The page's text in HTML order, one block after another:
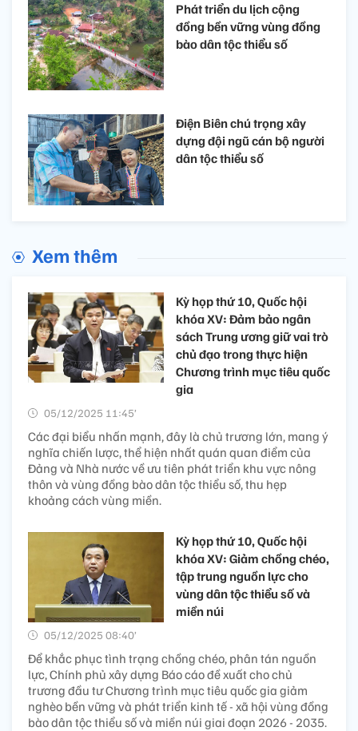
Phát triển du lịch cộng
đồng bền vững vùng đồng
bào dân tộc thiểu số
Điện Biên chú trọng xây
dựng đội ngũ cán bộ người
dân tộc thiểu số
Xem thêm
Kỳ họp thứ 10, Quốc hội
khóa XV: Đảm bảo ngân
sách Trung ương giữ vai trò
chủ đạo trong thực hiện
Chương trình mục tiêu quốc
gia
05/12/2025 11:45’
Các đại biểu nhấn mạnh, đây là chủ trương lớn, mang ý
nghĩa chiến lược, thể hiện nhất quán quan điểm của
Đảng và Nhà nước về ưu tiên phát triển khu vực nông
thôn và vùng đồng bào dân tộc thiểu số, thu hẹp
khoảng cách vùng miền.
Kỳ họp thứ 10, Quốc hội
khóa XV: Giảm chồng chéo,
tập trung nguồn lực cho
vùng dân tộc thiểu số và
miền núi
05/12/2025 08:40’
Để khắc phục tình trạng chồng chéo, phân tán nguồn
lực, Chính phủ xây dựng Báo cáo đề xuất cho chủ
trương đầu tư Chương trình mục tiêu quốc gia giảm
nghèo bền vững và phát triển kinh tế - xã hội vùng đồng
bào dân tộc thiểu số và miền núi giai đoạn 2026 - 2035.